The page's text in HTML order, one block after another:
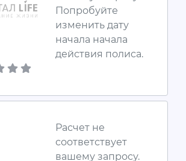
Попробуйте
изменить дату
начала начала
действия полиса.
Расчет не
соответствует
вашему запросу.